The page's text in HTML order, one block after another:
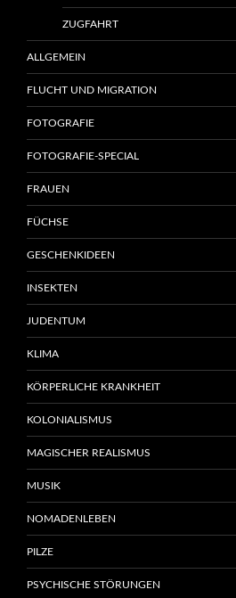
ZUGFAHRT
ALLGEMEIN
FLUCHT UND MIGRATION
FOTOGRAFIE
FOTOGRAFIE-SPECIAL
FRAUEN
FÜCHSE
GESCHENKIDEEN
INSEKTEN
JUDENTUM
KLIMA
KÖRPERLICHE KRANKHEIT
KOLONIALISMUS
MAGISCHER REALISMUS
MUSIK
NOMADENLEBEN
PILZE
PSYCHISCHE STÖRUNGEN